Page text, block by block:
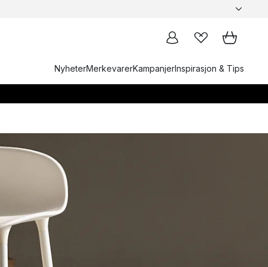
NyheterMerkevarerKampanjerInspirasjon & Tips